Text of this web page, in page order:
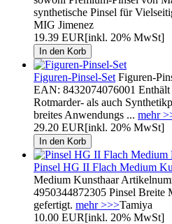
synthetische Pinsel für
MIG Jimenez
19.39 EUR[inkl. 20% MwSt]
Figuren-Pinsel-Set Figuren-
EAN: 8432074076001
Rotmarder- als auch
breites Anwendungs ... mehr
29.20 EUR[inkl. 20% MwSt]
Pinsel HG II Flach Medium
Medium Kunsthaar
4950344872305 Pinsel Breite
gefertigt. mehr >>>Tamiya
10.00 EUR[inkl. 20% MwSt]